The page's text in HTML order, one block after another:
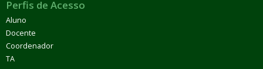
Perfis de Acesso
Aluno
Docente
Coordenador
TA